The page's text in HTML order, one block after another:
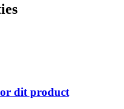
dit product